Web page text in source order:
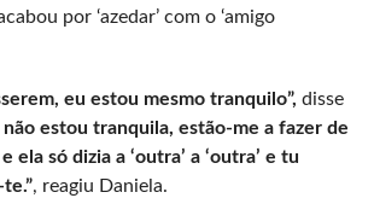
por ‘azedar’ com o ‘amigo
eu estou mesmo tranquilo”, disse
não estou tranquila, estão-me a fazer de
ela só dizia a ‘outra’ a ‘outra’ e tu
, reagiu Daniela.